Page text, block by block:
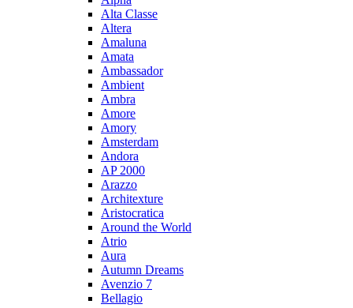
Alta Classe
Altera
Amaluna
Amata
Ambassador
Ambient
Ambra
Amore
Amory
Amsterdam
Andora
AP 2000
Arazzo
Architexture
Aristocratica
Around the World
Atrio
Aura
Autumn Dreams
Avenzio 7
Bellagio